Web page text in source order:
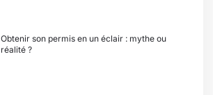
Obtenir son permis en un éclair : mythe ou
réalité ?